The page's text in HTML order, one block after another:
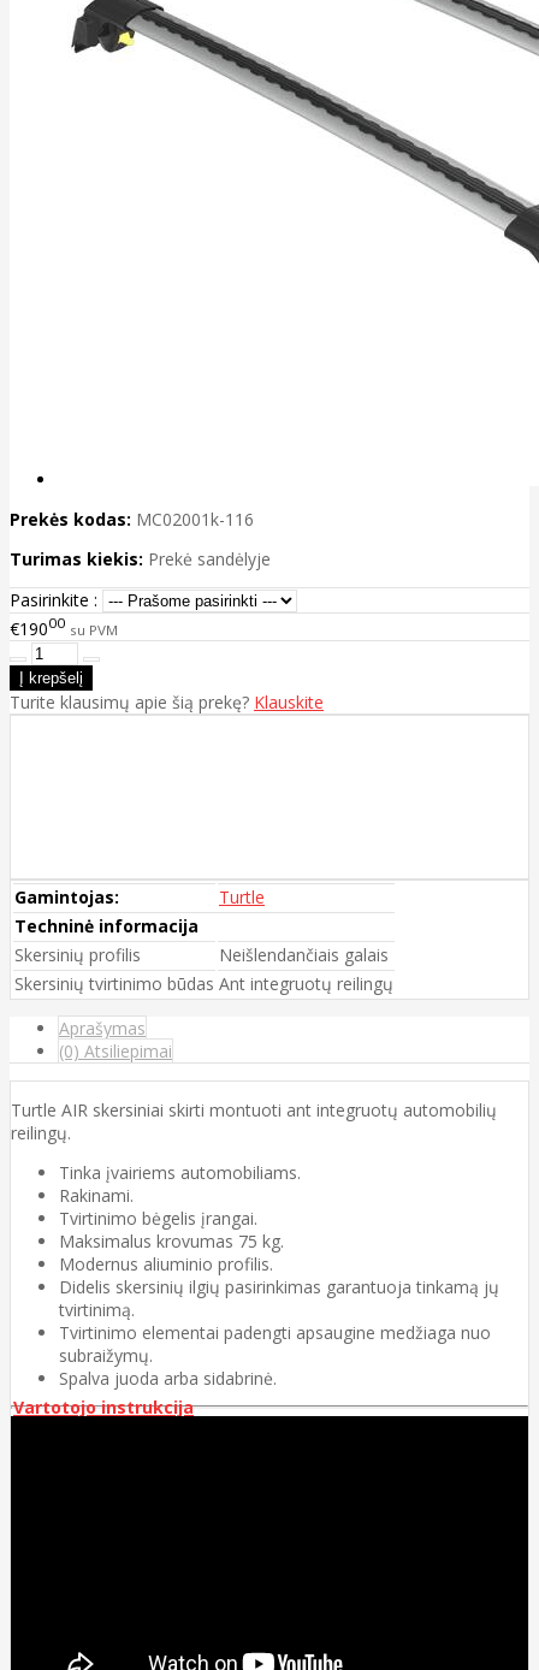
Prekės kodas: MC02001k-116
Turimas kiekis: Prekė sandėlyje
Pasirinkite :
€19000 su PVM
Turite klausimų apie šią prekę? Klauskite
Gamintojas:
Turtle
Techninė informacija
Skersinių profilis
Neišlendančiais galais
Skersinių tvirtinimo būdas Ant integruotų reilingų
Aprašymas
(0) Atsiliepimai
Turtle AIR skersiniai skirti montuoti ant integruotų automobilių
reilingų.
Tinka įvairiems automobiliams.
Rakinami.
Tvirtinimo bėgelis įrangai.
Maksimalus krovumas 75 kg.
Modernus aliuminio profilis.
Didelis skersinių ilgių pasirinkimas garantuoja tinkamą jų
tvirtinimą.
Tvirtinimo elementai padengti apsaugine medžiaga nuo
subraižymų.
Spalva juoda arba sidabrinė.
Vartotojo instrukcija